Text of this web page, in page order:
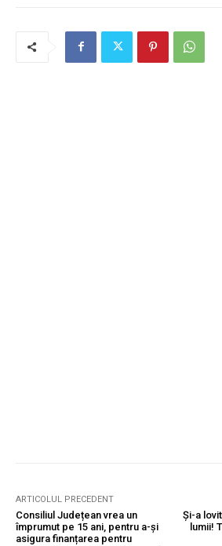
ARTICOLUL PRECEDENT
Consiliul Județean vrea un
împrumut pe 15 ani, pentru a-și
asigura finanțarea pentru
Și-a
lumii!